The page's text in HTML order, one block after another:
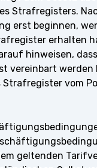
Strafregisters.
erst beginnen,
erhalten
hinweisen,
vereinbart werden
Strafregister vom
geltenden